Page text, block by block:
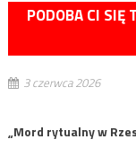
PODOBA CI SIĘ
3 czerwca 2026
„Mord rytualny w